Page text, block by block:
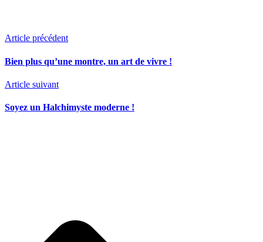
Article précédent
Bien plus qu’une montre, un art de vivre !
Article suivant
Soyez un Halchimyste moderne !